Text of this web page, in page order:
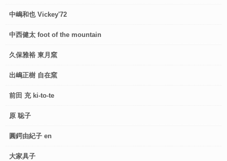
中嶋和也 Vickey'72
中西健太 foot of the mountain
久保雅裕 東月窯
出嶋正樹 自在窯
前田 充 ki-to-te
原 聡子
圓鍔由紀子 en
大家具子